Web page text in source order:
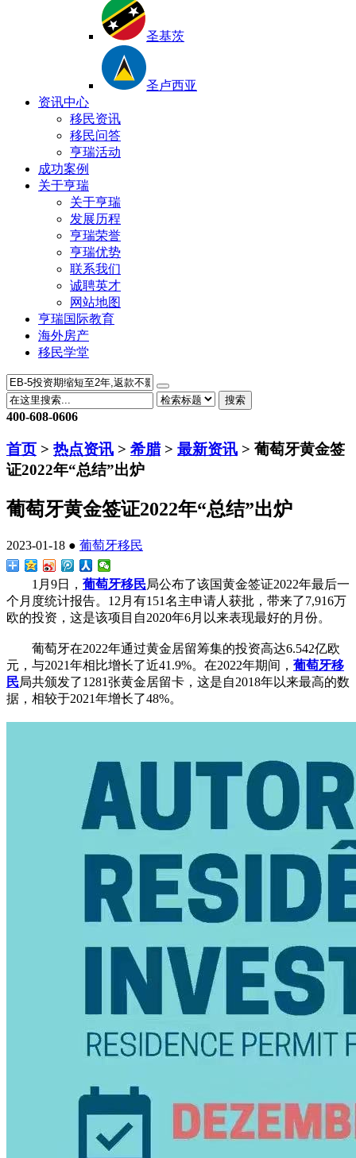
圣基茨
圣卢西亚
资讯中心
移民资讯
移民问答
亨瑞活动
成功案例
关于亨瑞
关于亨瑞
发展历程
亨瑞荣誉
亨瑞优势
联系我们
诚聘英才
网站地图
亨瑞国际教育
海外房产
移民学堂
搜索
400-608-0606
首页 > 热点资讯 > 希腊> 最新资讯 > 葡萄牙黄金签
证2022年“总结”出炉
葡萄牙黄金签证2022年“总结”出炉
2023-01-18 ● 葡萄牙移民
1月9日， 葡萄牙移民局公布了该国黄金签证2022年最后一
个月度统计报告。12月有151名主申请人获批，带来了7,916万
欧的投资，这是该项目自2020年6月以来表现最好的月份。
葡萄牙在2022年通过黄金居留筹集的投资高达6.542亿欧
元，与2021年相比增长了近41.9%。在2022年期间， 葡萄牙移
民局共颁发了1281张黄金居留卡，这是自2018年以来最高的数
据，相较于2021年增长了48%。